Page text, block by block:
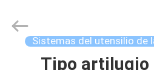
HOGAR
cocina
Sistemas del utensilio de
Tipo artilugio